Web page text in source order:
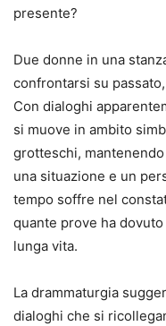
presente?
Due donne in una
confrontarsi su
Con dialoghi
si muove in ambito
grotteschi,
una situazione e un
tempo soffre nel
quante prove ha
lunga vita.
La drammaturgia
dialoghi che si